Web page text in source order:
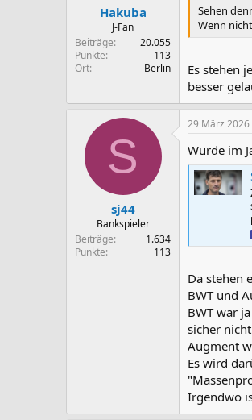
Hakuba
J-Fan
Beiträge
20.055
Punkte
113
Ort
Berlin
Sehen
Wenn
Es stehen
besser
S
sj44
Bankspieler
Beiträge
1.634
Punkte
113
29 März 2026
Wurde im
Da stehen
BWT und
BWT war
sicher
Augment
Es wird
Irgendwo